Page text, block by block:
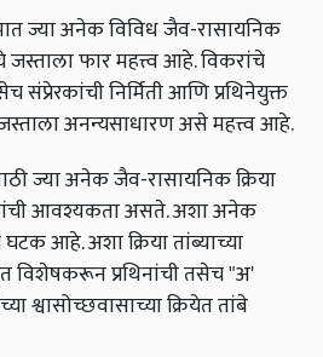
ज्या अनेक विविध जैव-रासायनिक
जस्ताला फार महत्त्व आहे. विकरांचे
संप्रेरकांची निर्मिती आणि प्रथिनेयुक्त
जस्ताला अनन्यसाधारण असे महत्त्व आहे.
ज्या अनेक जैव-रासायनिक क्रिया
आवश्यकता असते. अशा अनेक
आहे. अशा क्रिया तांब्याच्या
विशेषकरून प्रथिनांची तसेच "अ'
श्वासोच्छवासाच्या क्रियेत तांबे